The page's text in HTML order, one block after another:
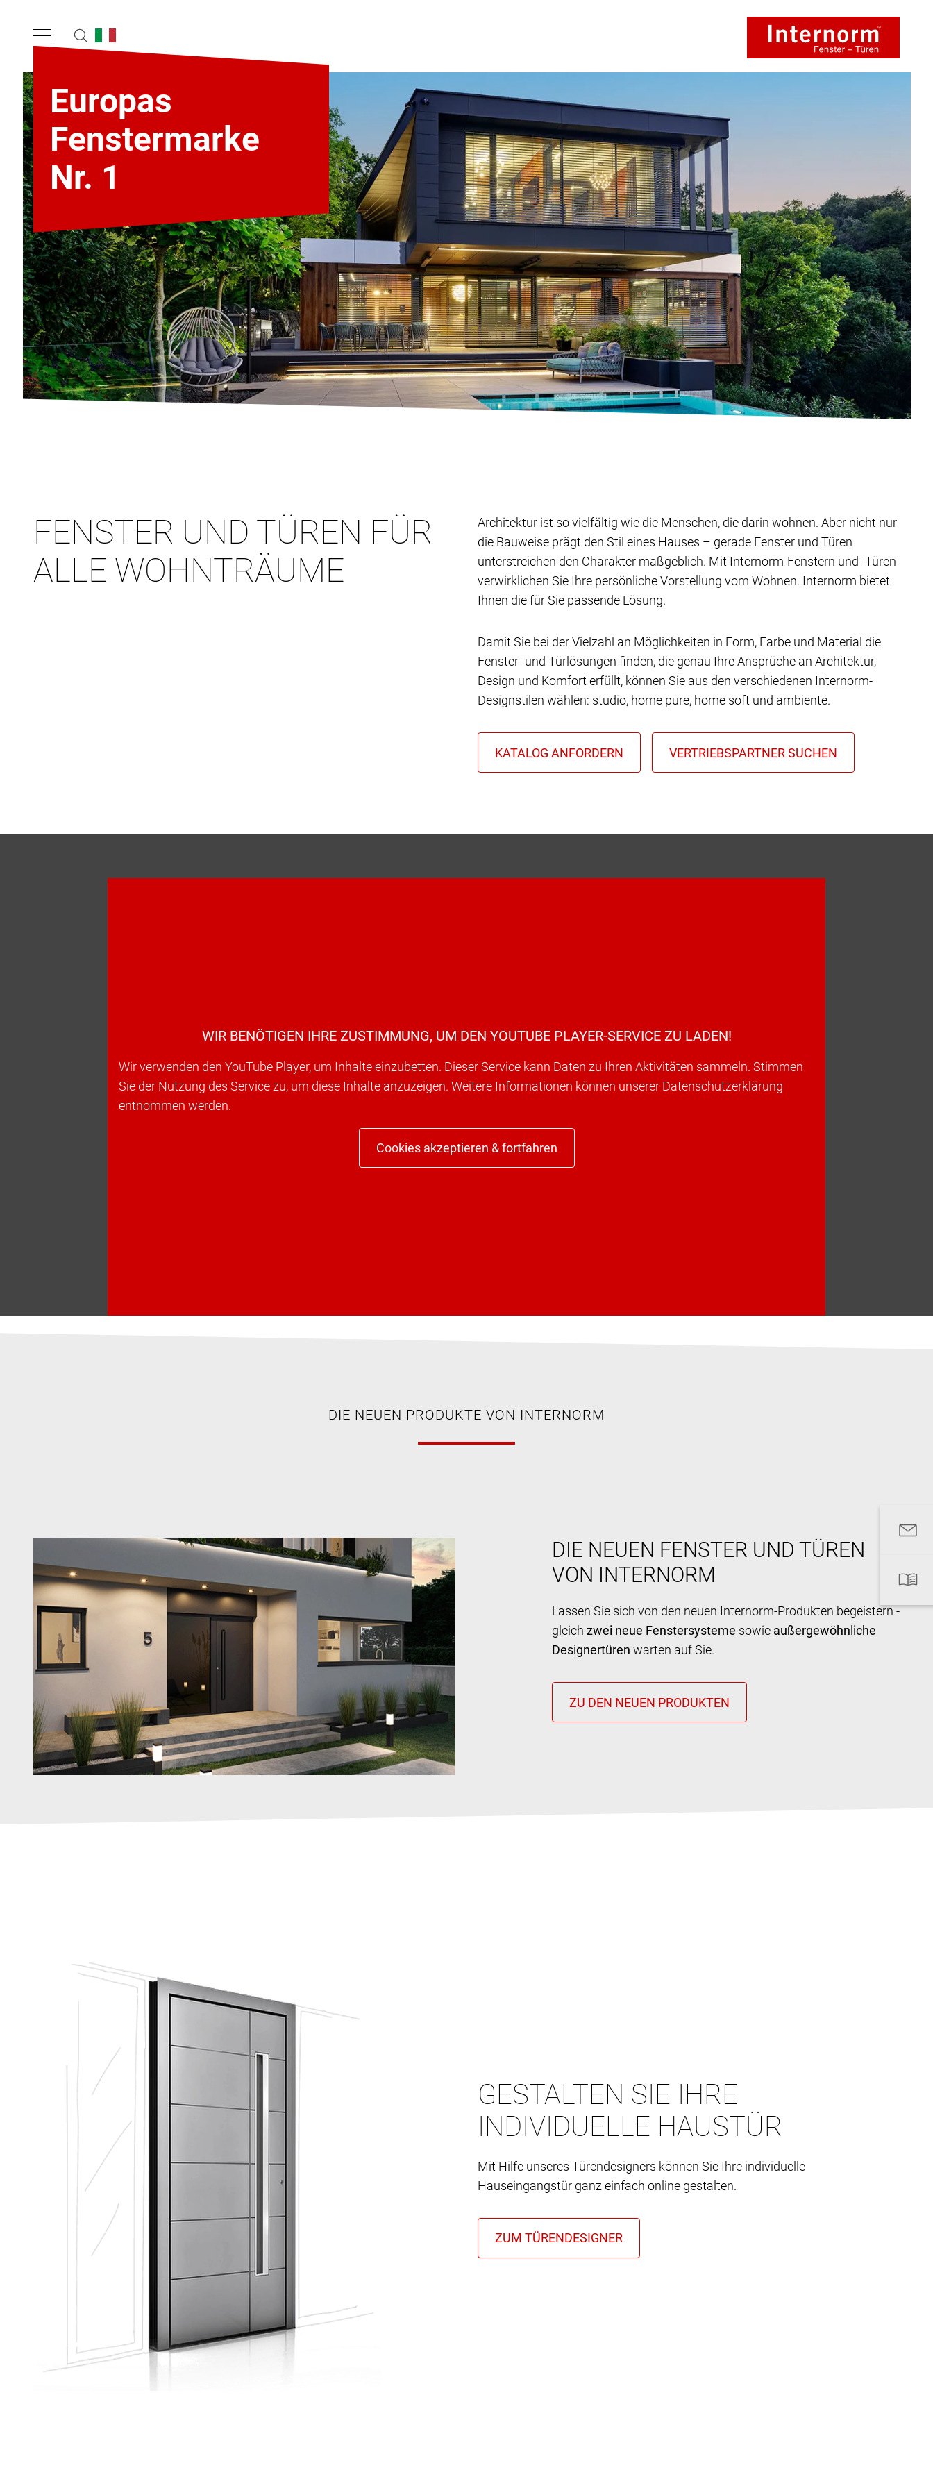
Europas
Fenstermarke
Nr. 1
FENSTER UND TÜREN FÜR
ALLE WOHNTRÄUME
Architektur ist so vielfältig wie die Menschen, die darin wohnen. Aber nicht nur
die Bauweise prägt den Stil eines Hauses – gerade Fenster und Türen
unterstreichen den Charakter maßgeblich. Mit Internorm-Fenstern und -Türen
verwirklichen Sie Ihre persönliche Vorstellung vom Wohnen. Internorm bietet
Ihnen die für Sie passende Lösung.
Damit Sie bei der Vielzahl an Möglichkeiten in Form, Farbe und Material die
Fenster- und Türlösungen finden, die genau Ihre Ansprüche an Architektur,
Design und Komfort erfüllt, können Sie aus den verschiedenen Internorm-
Designstilen wählen: studio, home pure, home soft und ambiente.
WIR BENÖTIGEN IHRE ZUSTIMMUNG, UM DEN YOUTUBE PLAYER-SERVICE ZU LADEN!
Wir verwenden den YouTube Player, um Inhalte einzubetten. Dieser Service kann Daten zu Ihren Aktivitäten sammeln. Stimmen
Sie der Nutzung des Service zu, um diese Inhalte anzuzeigen. Weitere Informationen können unserer Datenschutzerklärung
entnommen werden.
Cookies akzeptieren & fortfahren
DIE NEUEN PRODUKTE VON INTERNORM
DIE NEUEN FENSTER UND TÜREN
VON INTERNORM
Lassen Sie sich von den neuen Internorm-Produkten begeistern -
gleich zwei neue Fenstersysteme sowie außergewöhnliche
Designertüren warten auf Sie.
GESTALTEN SIE IHRE
INDIVIDUELLE HAUSTÜR
Mit Hilfe unseres Türendesigners können Sie Ihre individuelle
Hauseingangstür ganz einfach online gestalten.